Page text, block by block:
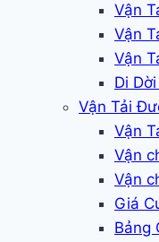
Vận
Vận
Vận
Di
Vận Tải
Vận
Vận
Vận
Giá
Bảng